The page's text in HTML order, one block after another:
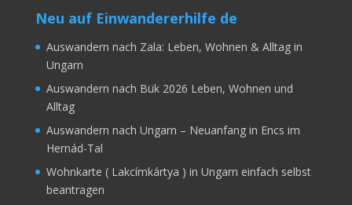
Neu auf Einwandererhilfe de
Auswandern nach Zala: Leben, Wohnen & Alltag in
Ungarn
Auswandern nach Bük 2026 Leben, Wohnen und
Alltag
Auswandern nach Ungarn – Neuanfang in Encs im
Hernád-Tal
Wohnkarte ( Lakcímkártya ) in Ungarn einfach selbst
beantragen